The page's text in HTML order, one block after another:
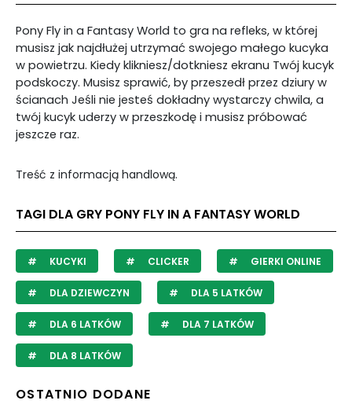
Pony Fly in a Fantasy World to gra na refleks, w której
musisz jak najdłużej utrzymać swojego małego kucyka
w powietrzu. Kiedy klikniesz/dotkniesz ekranu Twój kucyk
podskoczy. Musisz sprawić, by przeszedł przez dziury w
ścianach Jeśli nie jesteś dokładny wystarczy chwila, a
twój kucyk uderzy w przeszkodę i musisz próbować
jeszcze raz.
Treść z informacją handlową.
TAGI DLA GRY PONY FLY IN A FANTASY WORLD
KUCYKI CLICKER GIERKI ONLINE
DLA DZIEWCZYN DLA 5 LATKÓW
DLA 6 LATKÓW DLA 7 LATKÓW
DLA 8 LATKÓW
OSTATNIO DODANE